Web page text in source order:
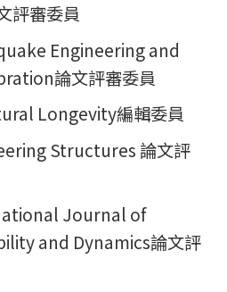
評審委員
Engineering and
論文評審委員
Longevity編輯委員
Structures 論文評
Journal of
and Dynamics論文評